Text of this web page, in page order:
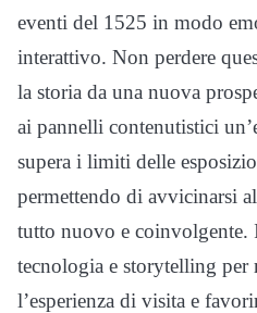
eventi del 1525 in modo
interattivo. Non perdere
la storia da una nuova
ai pannelli contenutistici
supera i limiti delle
permettendo di avvicinarsi
tutto nuovo e coinvolgente.
tecnologia e storytelling per
l’esperienza di visita e